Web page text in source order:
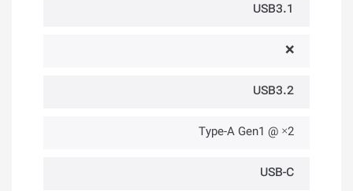
USB3.1
❌
USB3.2
2× @ Type-A Gen1
USB-C